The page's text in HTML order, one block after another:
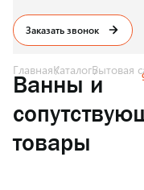
Заказать звонок
ГлавнаяКаталогБытовая
Ванны и
товары